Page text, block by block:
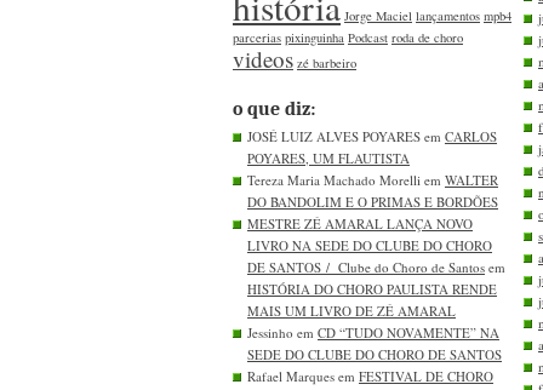
Jorge Maciel lançamentos mpb4
parcerias pixinguinha Podcast roda de choro
videos zé barbeiro
o que diz:
JOSÉ LUIZ ALVES POYARES em CARLOS
POYARES, UM FLAUTISTA
Tereza Maria Machado Morelli em WALTER
DO BANDOLIM E O PRIMAS E BORDÕES
MESTRE ZÉ AMARAL LANÇA NOVO
LIVRO NA SEDE DO CLUBE DO CHORO
DE SANTOS / Clube do Choro de Santos em
HISTÓRIA DO CHORO PAULISTA RENDE
MAIS UM LIVRO DE ZÉ AMARAL
Jessinho em CD “TUDO NOVAMENTE” NA
SEDE DO CLUBE DO CHORO DE SANTOS
Rafael Marques em FESTIVAL DE CHORO